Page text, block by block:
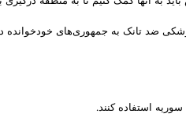
ضد تانک به جمهوری‌های
استفاده کنند.